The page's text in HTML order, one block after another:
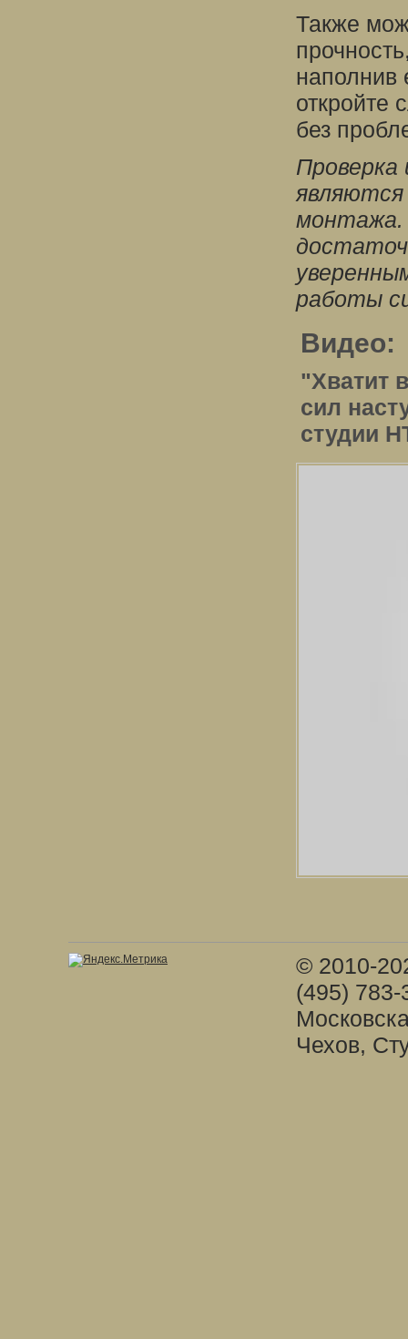
Также
наполнив
откройте
без
монтажа.
работы
Видео:
"Хватит
сил
студии
© 2010-
(495)
Чехов,